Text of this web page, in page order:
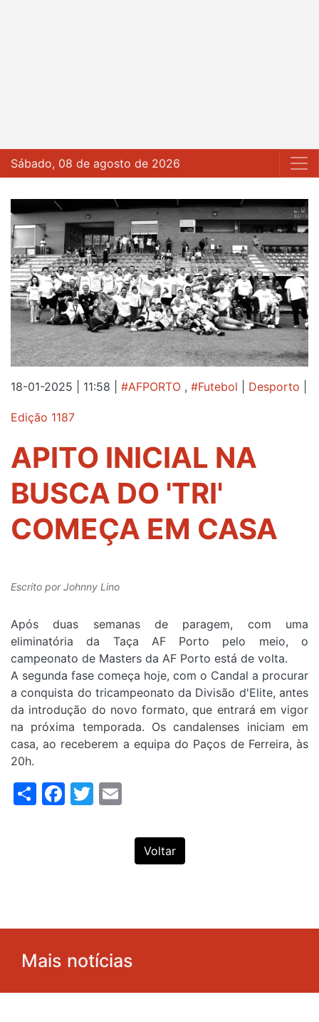
Sábado, 08 de agosto de 2026
18-01-2025 | 11:58 #AFPORTO , #Futebol Desporto
Edição 1187
APITO INICIAL NA
BUSCA DO 'TRI'
COMEÇA EM CASA
Escrito porJohnny Lino
Após duas semanas de paragem, com uma
eliminatória da Taça AF Porto pelo meio, o
campeonato de Masters da AF Porto está de volta.
A segunda fase começa hoje, com o Candal a procurar
a conquista do tricampeonato da Divisão d'Elite, antes
da introdução do novo formato, que entrará em vigor
na próxima temporada. Os candalenses iniciam em
casa, ao receberem a equipa do Paços de Ferreira, às
20h.
ShareFacebook
Twitter
Voltar
Mais notícias